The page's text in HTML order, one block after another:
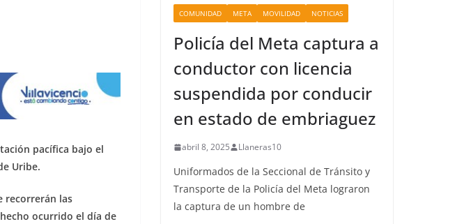
pacífica bajo el
Uribe.
recorrerán las
ocurrido el día de
COMUNIDAD META MOVILIDAD NOTICIAS
Policía del Meta captura a
conductor con licencia
suspendida por conducir
en estado de embriaguez
abril 8, 2025 Llaneras10
Uniformados de la Seccional de Tránsito y
Transporte de la Policía del Meta lograron
la captura de un hombre de